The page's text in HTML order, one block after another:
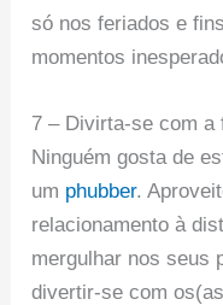
só nos feriados e
momentos
7 – Divirta-se com a
Ninguém gosta de
um phubber.
relacionamento à
mergulhar nos seus
divertir-se com